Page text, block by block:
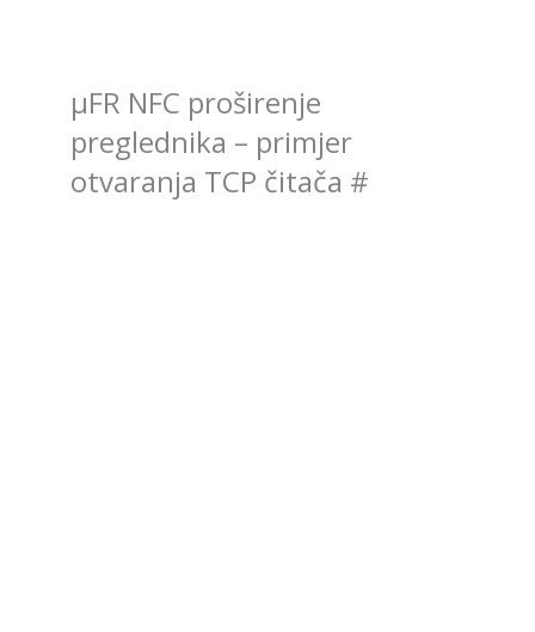
μFR NFC proširenje
preglednika – primjer
otvaranja TCP čitača #